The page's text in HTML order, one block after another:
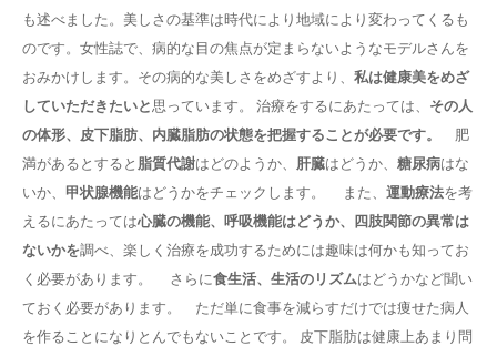
も述べました。美しさの基準は時代により地域により変わってくるも
のです。女性誌で、病的な目の焦点が定まらないようなモデルさんを
おみかけします。その病的な美しさをめざすより、 私は健康美をめざ
していただきたいと思っています。 治療をするにあたっては、 その人
の体形、皮下脂肪、内臓脂肪の状態を把握することが必要です。
肥
満があるとすると 脂質代謝はどのようか、 肝臓はどうか、 糖尿病はな
いか、 甲状腺機能はどうかをチェックします。 また、 運動療法を考
えるにあたっては心臓の機能、呼吸機能はどうか、四肢関節の異常は
ないかを調べ、楽しく治療を成功するためには趣味は何かも知ってお
く必要があります。 さらに食生活、生活のリズムはどうかなど聞い
ておく必要があります。 ただ単に食事を減らすだけでは痩せた病人
を作ることになりとんでもないことです。 皮下脂肪は健康上あまり問
料金一覧 new